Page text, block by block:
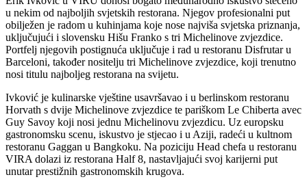
u nekim od najboljih svjetskih restorana. Njegov profesionalni put
obilježen je radom u kuhinjama koje nose najviša svjetska priznanja,
uključujući i slovensku Hišu Franko s tri Michelinove zvjezdice.
Portfelj njegovih postignuća uključuje i rad u restoranu Disfrutar u
Barceloni, također nositelju tri Michelinove zvjezdice, koji trenutno
nosi titulu najboljeg restorana na svijetu.
Ivković je kulinarske vještine usavršavao i u berlinskom restoranu
Horvath s dvije Michelinove zvjezdice te pariškom Le Chiberta avec
Guy Savoy koji nosi jednu Michelinovu zvjezdicu. Uz europsku
gastronomsku scenu, iskustvo je stjecao i u Aziji, radeći u kultnom
restoranu Gaggan u Bangkoku. Na poziciju Head chefa u restoranu
VIRA dolazi iz restorana Half 8, nastavljajući svoj karijerni put
unutar prestižnih gastronomskih krugova.